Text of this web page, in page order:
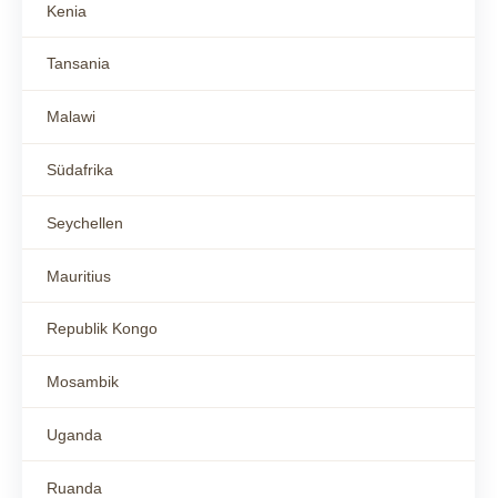
Kenia
Tansania
Malawi
Südafrika
Seychellen
Mauritius
Republik Kongo
Mosambik
Uganda
Ruanda